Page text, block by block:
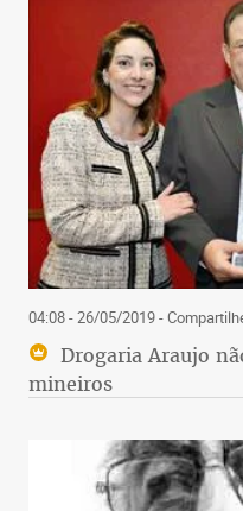
04:08 - 26/05/2019-
Drogaria Araujo
mineiros